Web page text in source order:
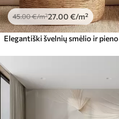
45.00€/m²27 .00 €/m²